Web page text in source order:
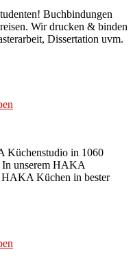
Buchbindungen
Wir drucken & binden
Dissertation uvm.
Küchenstudio in 1060
In unserem HAKA
Küchen in bester